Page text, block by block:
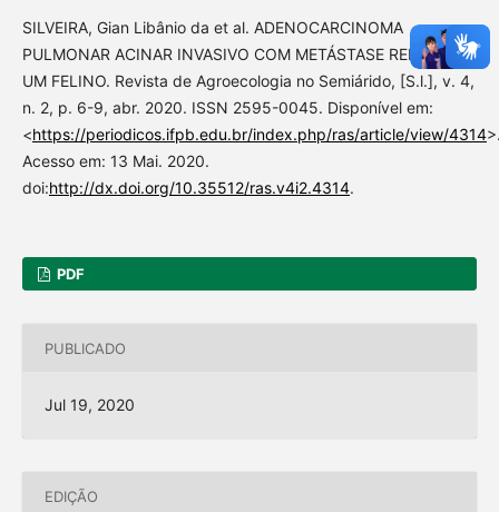
SILVEIRA, Gian Libânio da et al. ADENOCARCINOMA
PULMONAR ACINAR INVASIVO COM METÁSTASE RENAL EM
UM FELINO. Revista de Agroecologia no Semiárido, [S.l.], v. 4,
n. 2, p. 6-9, abr. 2020. ISSN 2595-0045. Disponível em:
<https://periodicos.ifpb.edu.br/index.php/ras/article/view/4314
Acesso em: 13 Mai. 2020.
doi:http://dx.doi.org/10.35512/ras.v4i2.4314.
PDF
PUBLICADO
Jul 19, 2020
EDIÇÃO